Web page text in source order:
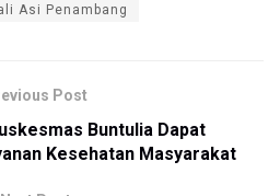
Asi Penambang
Post
Buntulia Dapat
Kesehatan Masyarakat